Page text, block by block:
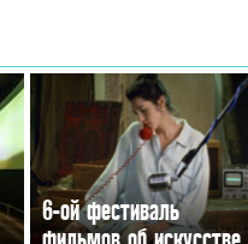
6-ой фестиваль